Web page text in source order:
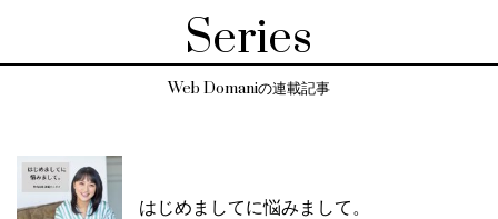
Series
Web Domaniの連載記事
はじめましてに悩みまして。